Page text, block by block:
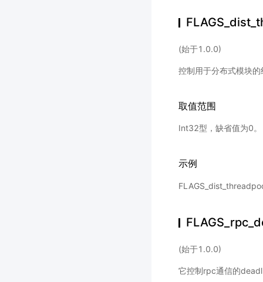
(始于1.0.0)
控制用于分布式模块
取值范围
Int32型，缺省值为0。
示例
(始于1.0.0)
它控制rpc通信的